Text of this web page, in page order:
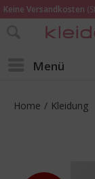
Keine Versandkosten
Online bestellen – im
Menü
Home / Kleidung